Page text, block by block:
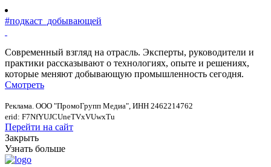
#подкаст_добывающей
Современный взгляд на отрасль. Эксперты, руководители и
практики рассказывают о технологиях, опыте и решениях,
которые меняют добывающую промышленность сегодня.
Смотреть
Реклама. ООО "ПромоГрупп Медиа", ИНН 2462214762
erid: F7NfYUJCUneTVxVUwxTu
Перейти на сайт
Закрыть
Узнать больше